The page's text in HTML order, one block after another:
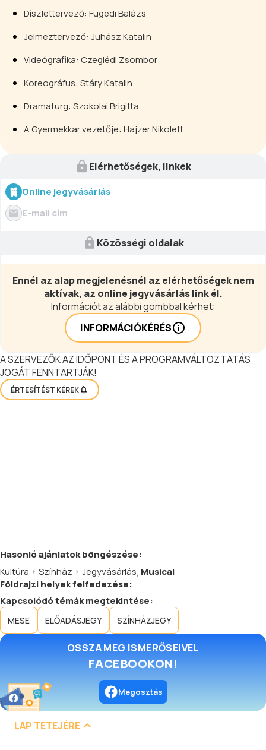
Díszlettervező: Fügedi Balázs
Jelmeztervező: Juhász Katalin
Videógrafika: Czeglédi Zsombor
Koreográfus: Stáry Katalin
Dramaturg: Szokolai Brigitta
A Gyermekkar vezetője: Hajzer Nikolett
Elérhetőségek, linkek
Online jegyvásárlás
E-mail cím
Közösségi oldalak
Ennél az alap megjelenésnél az elérhetőségek nem
aktívak, az online jegyvásárlás link él.
Információt az alábbi gombbal kérhet:
INFORMÁCIÓKÉRÉS
A SZERVEZŐK AZ IDŐPONT ÉS A PROGRAMVÁLTOZTATÁS
JOGÁT FENNTARTJÁK!
ÉRTESÍTÉST KÉREK
Hasonlóajánlatokböngészése:
Kultúra
Színház Jegyvásárlás, Musical
Földrajzi helyek felfedezése:
Kapcsolódó témák megtekintése:
MESE ELŐADÁSJEGY SZÍNHÁZJEGY
OSSZA MEG ISMERŐSEIVEL
FACEBOOKON!
Megosztás
LAP TETEJÉRE